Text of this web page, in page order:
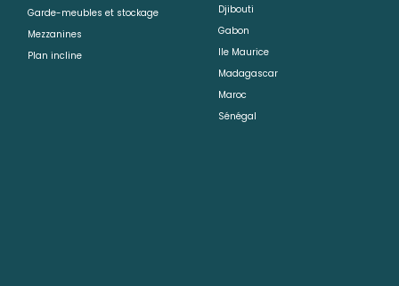
Garde-meubles et stockage
Mezzanines
Plan incline
Djibouti
Gabon
Ile Maurice
Madagascar
Maroc
Sénégal